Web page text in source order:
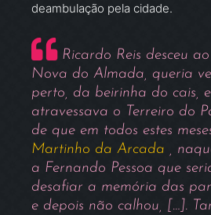
deambulação pela cidade.
Ricardo Reis desceu
Nova do Almada, queria
perto, da beirinha do cais,
atravessava o Terreiro do
de que em todos estes
Martinho da Arcada ,
a Fernando Pessoa que
desafiar a memória das
e depois não calhou, […].